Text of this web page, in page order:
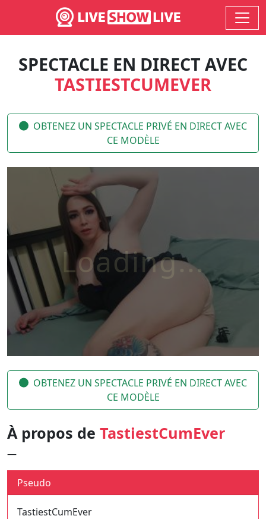
SPECTACLE EN DIRECT AVEC
TASTIESTCUMEVER
OBTENEZ UN SPECTACLE PRIVÉ EN DIRECT AVEC
CE MODÈLE
OBTENEZ UN SPECTACLE PRIVÉ EN DIRECT AVEC
CE MODÈLE
À propos de TastiestCumEver
—
Pseudo
TastiestCumEver